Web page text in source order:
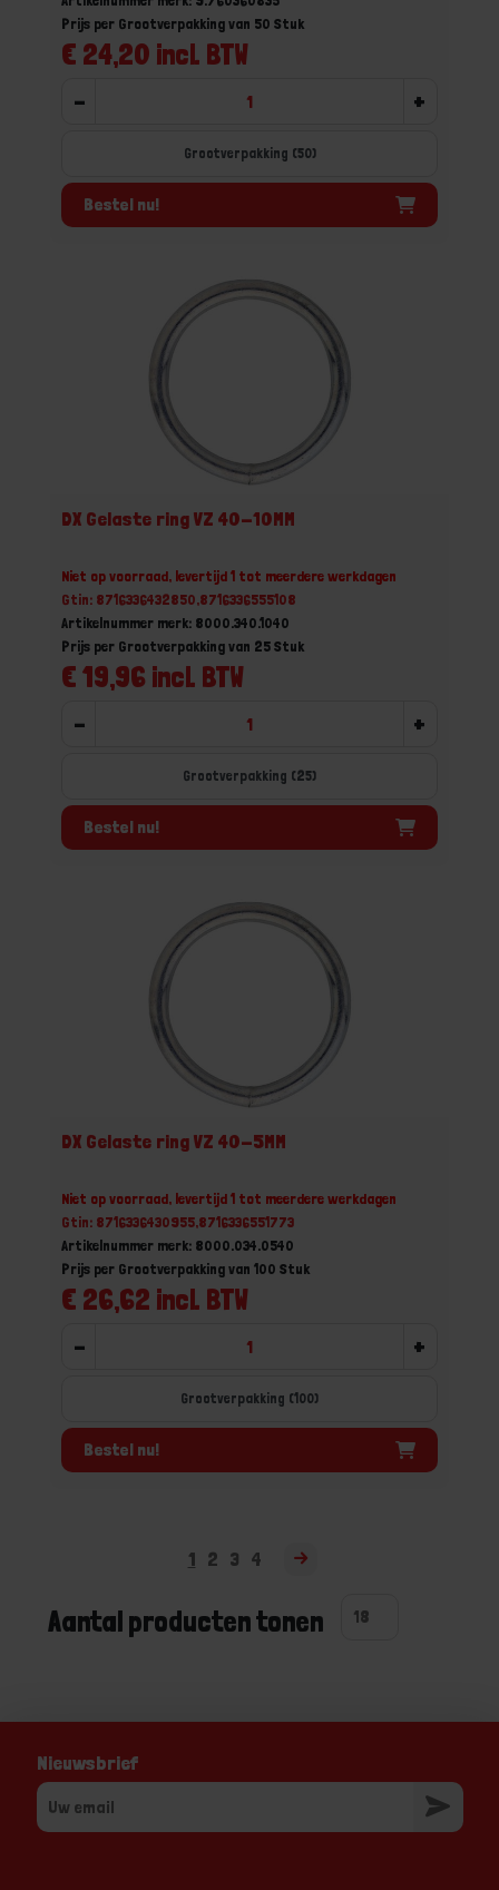
€ 24,20 incl. BTW
Prijs per Grootverpakking van 50 Stuk
- +
Grootverpakking (50)
Bestel nu!
DX Gelaste ring VZ 40-10MM
Niet op voorraad, levertijd 1 tot meerdere werkdagen
Gtin: 8716336432850,8716336555108
Artikelnummer merk: 8000.340.1040
€ 19,96 incl. BTW
Prijs per Grootverpakking van 25 Stuk
- +
Grootverpakking (25)
Bestel nu!
DX Gelaste ring VZ 40-5MM
Niet op voorraad, levertijd 1 tot meerdere werkdagen
Gtin: 8716336430955,8716336551773
Artikelnummer merk: 8000.034.0540
€ 26,62 incl. BTW
Prijs per Grootverpakking van 100 Stuk
- +
Grootverpakking (100)
Bestel nu!
1 2 3 4
Aantal producten tonen
Nieuwsbrief